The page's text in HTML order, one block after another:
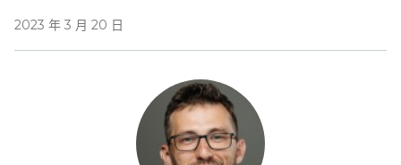
2023 年 3 月 20 日